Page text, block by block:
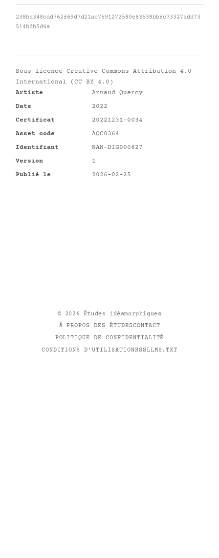
238ba348cdd762f69d7d21ac7591272580e63538bbfc73327add73
514bdb5d6a
Sous licence Creative Commons Attribution 4.0
International (CC BY 4.0)
Artiste
Arnaud Quercy
Date
2022
Certificat
20221231-0034
Asset code
AQC0364
Identifiant
NAN-DIG000827
Version
1
Publié le
2026-02-25
© 2026 Études idéamorphiques
À PROPOS DES ÉTUDESCONTACT
POLITIQUE DE CONFIDENTIALITÉ
CONDITIONS D'UTILISATIONRSSLLMS.TXT